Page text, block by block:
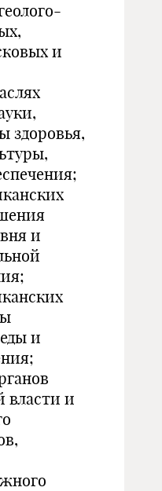
и
здоровья,
и
и
власти и